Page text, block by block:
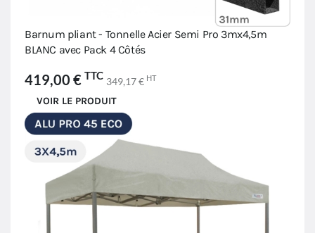
Barnum pliant - Tonnelle Acier Semi Pro 3mx4,5m
BLANC avec Pack 4 Côtés
419,00 € TTC 349,17 € HT
VOIR LE PRODUIT